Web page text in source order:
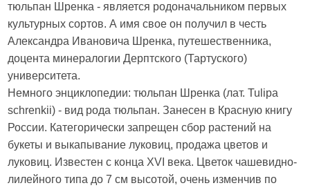
тюльпан Шренка - является родоначальником первых
культурных сортов. А имя свое он получил в честь
Александра Ивановича Шренка, путешественника,
доцента минералогии Дерптского (Тартуского)
университета.
Немного энциклопедии: тюльпан Шренка (лат. Tulipa
schrenkii) - вид рода тюльпан. Занесен в Красную книгу
России. Категорически запрещен сбор растений на
букеты и выкапывание луковиц, продажа цветов и
луковиц. Известен с конца XVI века. Цветок чашевидно-
лилейного типа до 7 см высотой, очень изменчив по